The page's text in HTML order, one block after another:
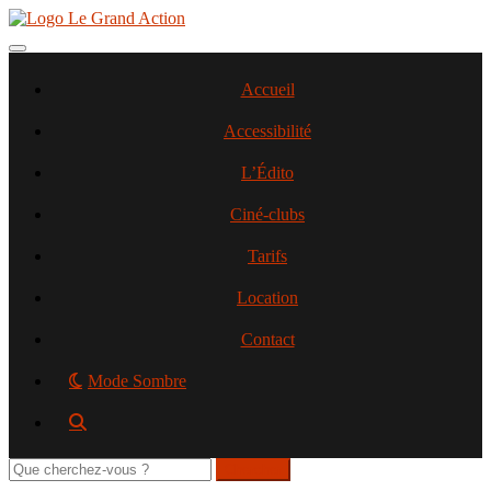
Aller
contenu
Toggle navigation
Accueil
Accessibilité
L’Édito
Ciné-clubs
Tarifs
Location
Contact
Mode Sombre
Rechercher
sur